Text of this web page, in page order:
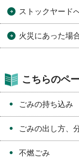
ストックヤード
火災にあった場
こちらのペ
ごみの持ち込み
ごみの出し方、
不燃ごみ